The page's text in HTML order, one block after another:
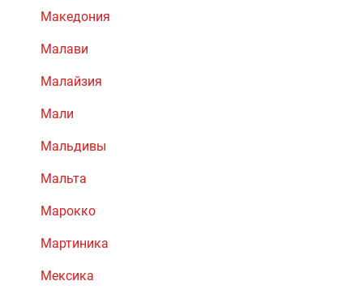
Македония
Малави
Малайзия
Мали
Мальдивы
Мальта
Марокко
Мартиника
Мексика